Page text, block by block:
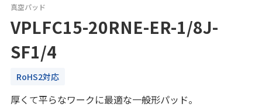
真空パッド
VPLFC15-20RNE-ER-1/8J-
SF1/4
RoHS2対応
厚くて平らなワークに最適な一般形パッド。